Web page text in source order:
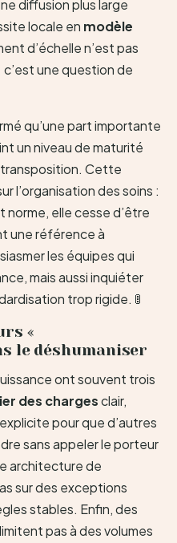
diffusion plus large
locale en modèle
d’échelle n’est pas
une question de
qu’une part importante
un niveau de maturité
Cette
l’organisation des soins :
elle cesse d’être
une référence à
les équipes qui
mais aussi inquiéter
trop rigide. 🚦
«
le déshumaniser
ont souvent trois
des chargesclair,
pour que d’autres
sans appeler le porteur
architecture de
sur des exceptions
stables. Enfin, des
pas à des volumes